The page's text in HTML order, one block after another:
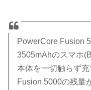
PowerCore Fusion
3505mAhのスマホ
本体を一切触らず
Fusion 5000の残量